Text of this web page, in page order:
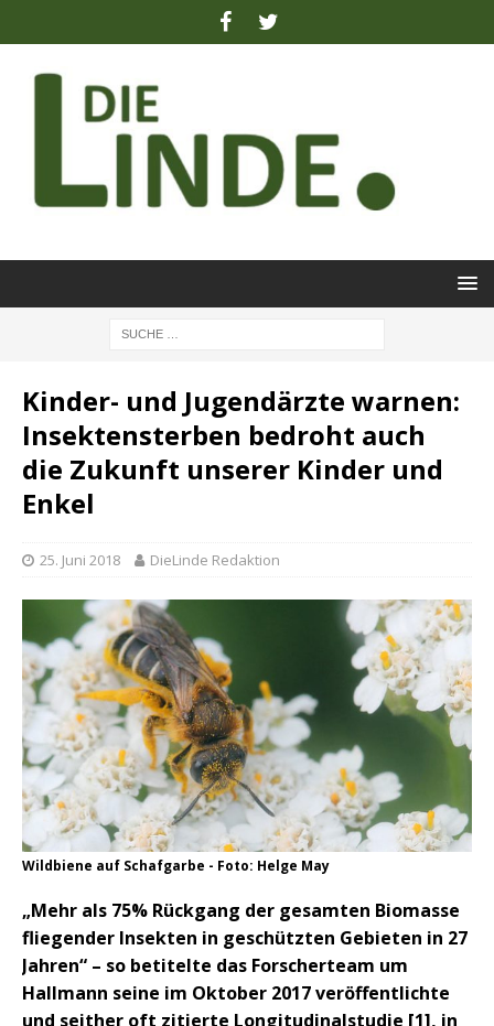
Kinder- und Jugendärzte warnen:
Insektensterben bedroht auch
die Zukunft unserer Kinder und
Enkel
25. Juni 2018 DieLinde Redaktion
Wildbiene auf Schafgarbe - Foto: Helge May
„Mehr als 75% Rückgang der gesamten Biomasse
fliegender Insekten in geschützten Gebieten in 27
Jahren“ – so betitelte das Forscherteam um
Hallmann seine im Oktober 2017 veröffentlichte
und seither oft zitierte Longitudinalstudie [1], in